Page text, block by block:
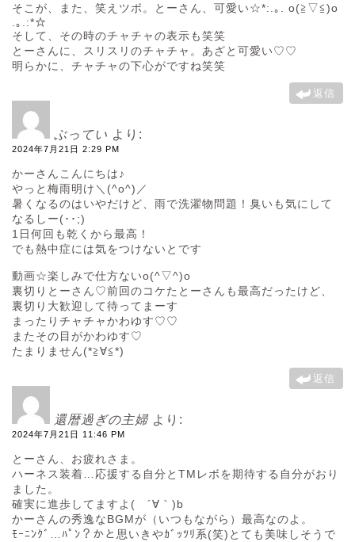
そこが、また、笑えツボ。とーさん、可愛い☆*:.｡. o(≧▽≦)o
.｡.:*☆
そして、その時のチャチャの表示も笑笑
とーさんに、スリスリのチャチャ。あざと可愛い♡♡
明らかに、チャチャの下心がですね笑笑
返信
ぶってい より:
2024年7月21日 2:29 PM
かーさんこんにちは♪
やっと梅雨明け＼(^o^)／
暑くなるのはいやだけど、雨で洗濯物問題！臭いも気にして
なるしー(･･;)
1日何回も乾くから最高！
でも熱中症には気をつけないとです
動画☆楽しみで仕方ないo(^▽^)o
裏切りとーさん♡前回のコケたとーさんも最高だったけど、
裏切り大歓迎して待ってまーす
まったりチャチャかわゆす♡♡
またその目がかわゆす♡
たまりません(*≧∀≦*)
返信
還暦過ぎの主婦 より:
2024年7月21日 11:46 PM
とーさん、お疲れさま。
ハーネス装着…応援する自分とTMレボを期待する自分がおり
ました。
確実に進歩してますよ( ´∀｀)b
かーさんの秀逸なBGMが（いつもながら）最高なのよ。
ﾓｰﾆﾝｸﾞ…ﾊﾟﾝ？かと思いきやｶﾞｯﾂﾘ系(笑)とても美味しそうで